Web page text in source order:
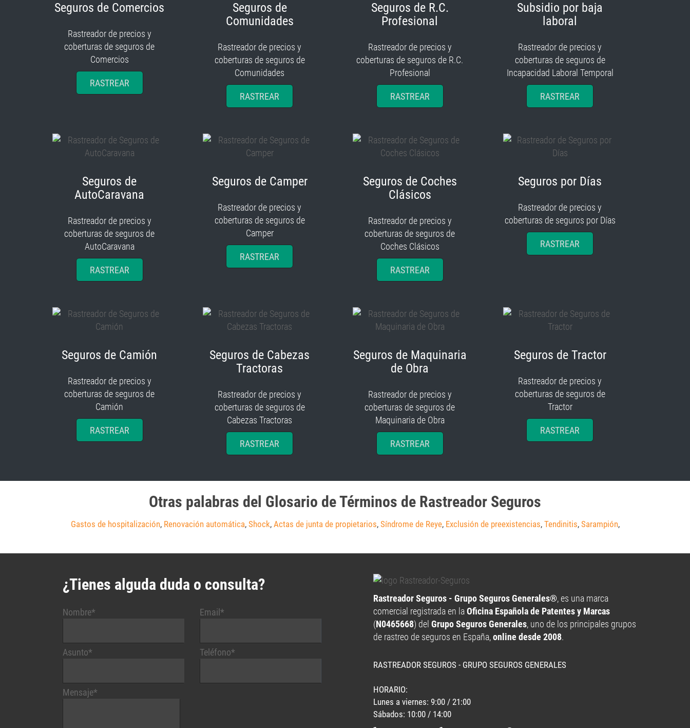
Seguros de Comercios
Rastreador de precios y
coberturas de seguros de
Comercios
RASTREAR
Seguros de
Comunidades
Rastreador de precios y
coberturas de seguros de
Comunidades
RASTREAR
Seguros de R.C.
Profesional
Rastreador de precios y
coberturas de seguros de R.C.
Profesional
RASTREAR
Subsidio por baja
laboral
Rastreador de precios y
coberturas de seguros de
Incapacidad Laboral Temporal
RASTREAR
Seguros de
AutoCaravana
Rastreador de precios y
coberturas de seguros de
AutoCaravana
RASTREAR
Seguros de Camper
Rastreador de precios y
coberturas de seguros de
Camper
RASTREAR
Seguros de Coches
Clásicos
Rastreador de precios y
coberturas de seguros de
Coches Clásicos
RASTREAR
Seguros por Días
Rastreador de precios y
coberturas de seguros por Días
RASTREAR
Seguros de Camión
Rastreador de precios y
coberturas de seguros de
Camión
RASTREAR
Seguros de Cabezas
Tractoras
Rastreador de precios y
coberturas de seguros de
Cabezas Tractoras
RASTREAR
Seguros de Maquinaria
de Obra
Rastreador de precios y
coberturas de seguros de
Maquinaria de Obra
RASTREAR
Seguros de Tractor
Rastreador de precios y
coberturas de seguros de
Tractor
RASTREAR
Otras palabras del Glosario de Términos de Rastreador Seguros
Gastos de hospitalización, Renovación automática, Shock, Actas de junta de propietarios, Síndrome de Reye, Exclusión de preexistencias, Tendinitis, Sarampión,
¿Tienes alguda duda o consulta?
Nombre*
Asunto*
Email*
Teléfono*
Mensaje*
Rastreador Seguros - Grupo Seguros Generales®, es una marca
comercial registrada en laOficina Española de Patentes y Marcas
(N0465668) del Grupo Seguros Generales, uno de los principales grupos
de rastreo de seguros en España,online desde 2008.
RASTREADOR SEGUROS - GRUPO SEGUROS GENERALES
HORARIO:
Lunes a viernes: 9:00 / 21:00
Sábados: 10:00 / 14:00